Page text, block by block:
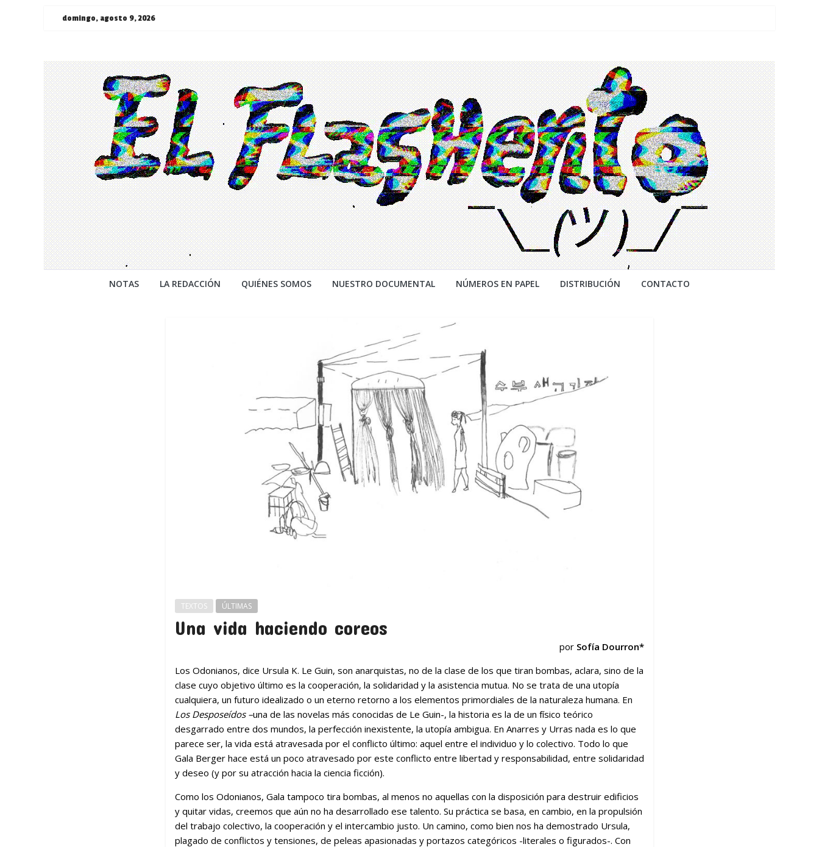
Saltardomingo, agosto 9, 2026
¯\_(ツ)_/
¯
NOTAS LA REDACCIÓN QUIÉNES SOMOS NUESTRO DOCUMENTAL NÚMEROS EN PAPEL DISTRIBUCIÓN CONTACTO
TEXTOS ÚLTIMAS
Una vida haciendo coreos
por Sofía Dourron*
Los Odonianos, dice Ursula K. Le Guin, son anarquistas, no de la clase de los que tiran bombas, aclara, sino de la
clase cuyo objetivo último es la cooperación, la solidaridad y la asistencia mutua. No se trata de una utopía
cualquiera, un futuro idealizado o un eterno retorno a los elementos primordiales de la naturaleza humana. En
Los Desposeídos –una de las novelas más conocidas de Le Guin-, la historia es la de un físico teórico
desgarrado entre dos mundos, la perfección inexistente, la utopía ambigua. En Anarres y Urras nada es lo que
parece ser, la vida está atravesada por el conflicto último: aquel entre el individuo y lo colectivo. Todo lo que
Gala Berger hace está un poco atravesado por este conflicto entre libertad y responsabilidad, entre solidaridad
y deseo (y por su atracción hacia la ciencia ficción).
Como los Odonianos, Gala tampoco tira bombas, al menos no aquellas con la disposición para destruir edificios
y quitar vidas, creemos que aún no ha desarrollado ese talento. Su práctica se basa, en cambio, en la propulsión
del trabajo colectivo, la cooperación y el intercambio justo. Un camino, como bien nos ha demostrado Ursula,
plagado de conflictos y tensiones, de peleas apasionadas y portazos categóricos -literales o figurados-. Con